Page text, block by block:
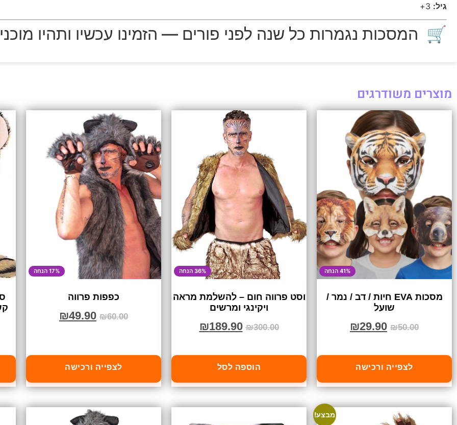
גיל:
🛒 המסכות נגמרות כל שנה לפני פורים — הזמינו עכשיו ותהיו
מוצרים משודרגים
41% הנחה
מסכות EVA חיות / דב / נמר /
שועל
₪50.00
₪29.90
לצפייה ורכישה
36% הנחה
וסט פרווה חום – להשלמת מראה
ויקינגי ומרשים
₪300.00
₪189.90
הוספה לסל
17% הנחה
כפפות פרווה
₪60.00
₪49.90
לצפייה ורכישה
מבצע!